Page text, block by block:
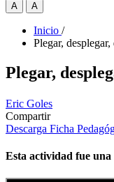
A A
Inicio /
Plegar,
Plegar,
Eric Goles
Compartir
Descarga Ficha
Esta actividad fue una